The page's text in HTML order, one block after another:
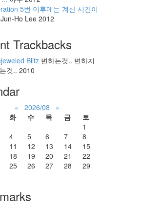
5번 이후에는 계산 시간이
Jun-Ho Lee 2012
Trackbacks
Blitz 변하는것.. 변하지
것.. 2010
« 2026/08
»
화 수 목 금
토
1
4 5 6 7
8
11 12 13 14
15
18 19 20 21
22
25 26 27 28
29